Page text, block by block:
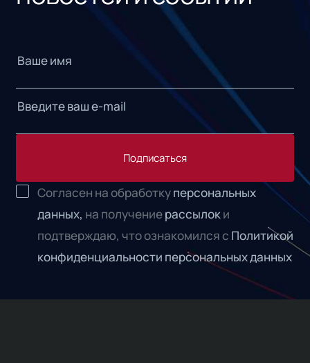
Подписаться
Согласен на обработкуперсональных
данных, на получениерассылоки
подтверждаю, что ознакомился с Политикой
конфиденциальности персональных данных